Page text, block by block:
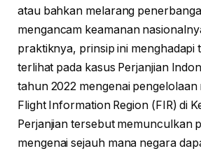
atau bahkan melarang
mengancam keamanan
praktiknya, prinsip ini menghadapi
terlihat pada kasus Perjanjian
tahun 2022 mengenai
Flight Information Region (FIR) di
Perjanjian tersebut memunculkan
mengenai sejauh mana negara